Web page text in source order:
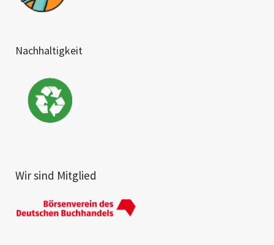
Nachhaltigkeit
Wir sind Mitglied